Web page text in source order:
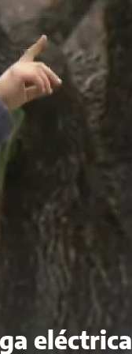
eléctrica